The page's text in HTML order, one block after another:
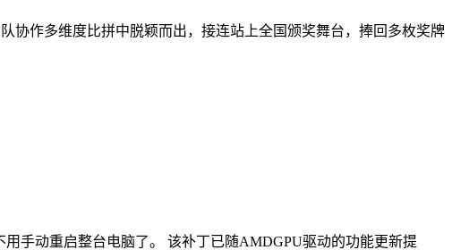
协作多维度比拼中脱颖而出，接连站上全国颁奖舞台，捧回多枚奖牌
手动重启整台电脑了。 该补丁已随AMDGPU驱动的功能更新提